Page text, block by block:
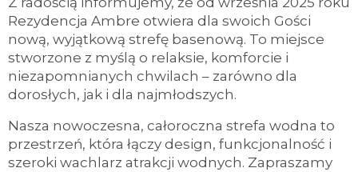
Rezydencja Ambre otwiera dla swoich Gości
nową, wyjątkową strefę basenową. To miejsce
stworzone z myślą o relaksie, komforcie i
niezapomnianych chwilach – zarówno dla
dorosłych, jak i dla najmłodszych.
Nasza nowoczesna, całoroczna strefa wodna to
przestrzeń, która łączy design, funkcjonalność i
szeroki wachlarz atrakcji wodnych. Zapraszamy